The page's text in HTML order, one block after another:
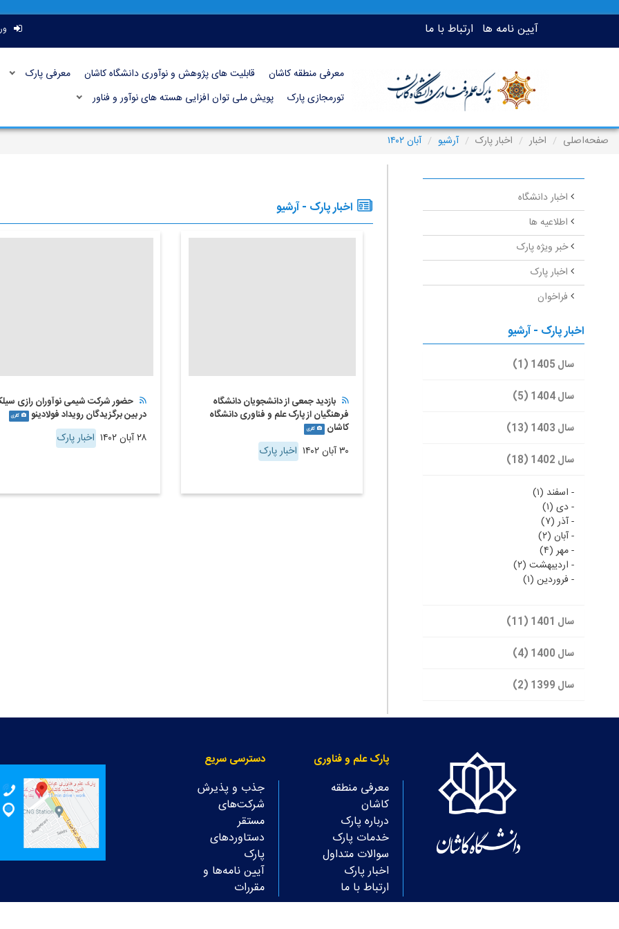
آیین نامه ها ارتباط با ما
معرفی منطقه کاشان قابلیت های پژوهش و نوآوری دانشگاه کاشان
معرفی پارک
تورمجازی پارک
پویش ملی توان افزایی هسته های نوآور و فناور
صفحه‌اصلی اخبار اخبار پارک آرشیو آبان ۱۴۰۲
اخبار پارک - آرشیو
بازدید جمعی از دانشجویان دانشگاه
فرهنگیان از پارک علم و فناوری دانشگاه
کاشان
گالری
۳۰ آبان ۱۴۰۲ اخبار پارک
حضور شرکت شیمی نوآوران رازی
در بین برگزیدگان رویداد فولادینو
گالری
۲۸ آبان ۱۴۰۲ اخبار پارک
اخبار دانشگاه
اطلاعیه ها
خبر ویژه پارک
اخبار پارک
فراخوان
اخبار پارک - آرشیو
سال 1405 (1)
سال 1404 (5)
سال 1403 (13)
سال 1402 (18)
- اسفند (۱)
-دی (۱)
-آذر (۷)
-آبان (۲)
-مهر (۴)
- اردیبهشت (۲)
- فروردین (۱)
سال 1401 (11)
سال 1400 (4)
سال 1399 (2)
پارک علم و فناوری
معرفی منطقه
کاشان
درباره پارک
خدمات پارک
سوالات متداول
اخبار پارک
ارتباط با ما
دسترسی سریع
جذب و پذیرش
شرکت‌های
مستقر
دستاوردهای
پارک
آیین نامه‌ها و
مقررات